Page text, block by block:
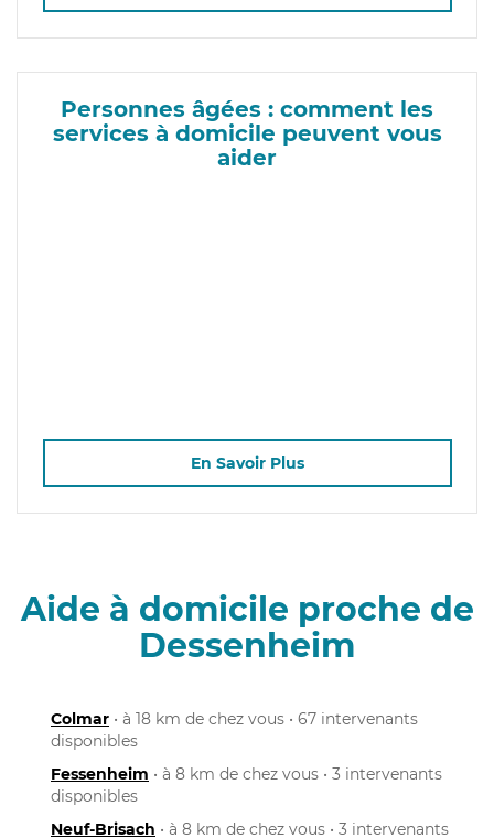
Personnes âgées : comment les
services à domicile peuvent vous
aider
En Savoir Plus
Aide à domicile proche de
Dessenheim
Colmar • à 18 km de chez vous • 67 intervenants
disponibles
Fessenheim • à 8 km de chez vous • 3 intervenants
disponibles
Neuf-Brisach • à 8 km de chez vous • 3 intervenants